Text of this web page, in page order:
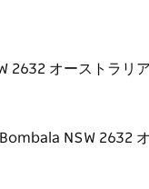
2632 オーストラリア